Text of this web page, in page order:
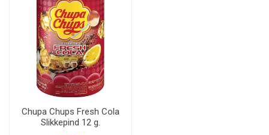
Chupa Chups Fresh Cola
Slikkepind 12 g.